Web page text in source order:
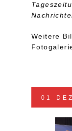
Weitere
01